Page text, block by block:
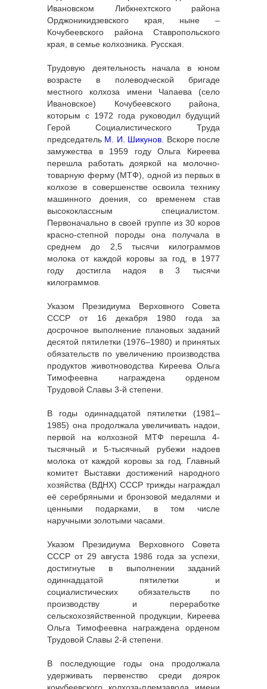
Ивановском Либкнехтского района
Орджоникидзевского края, ныне –
Кочубеевского района Ставропольского
края, в семье колхозника. Русская.
Трудовую деятельность начала в юном
возрасте в полеводческой бригаде
местного колхоза имени Чапаева (село
Ивановское) Кочубеевского района,
которым с 1972 года руководил будущий
Герой Социалистического Труда
председатель М. И. Шикунов. Вскоре после
замужества в 1959 году Ольга Киреева
перешла работать дояркой на молочно-
товарную ферму (МТФ), одной из первых в
колхозе в совершенстве освоила технику
машинного доения, со временем став
высококлассным специалистом.
Первоначально в своей группе из 30 коров
красно-степной породы она получала в
среднем до 2,5 тысячи килограммов
молока от каждой коровы за год, в 1977
году достигла надоя в 3 тысячи
килограммов.
Указом Президиума Верховного Совета
СССР от 16 декабря 1980 года за
досрочное выполнение плановых заданий
десятой пятилетки (1976–1980) и принятых
обязательств по увеличению производства
продуктов животноводства Киреева Ольга
Тимофеевна награждена орденом
Трудовой Славы 3-й степени.
В годы одиннадцатой пятилетки (1981–
1985) она продолжала увеличивать надои,
первой на колхозной МТФ перешла 4-
тысячный и 5-тысячный рубежи надоев
молока от каждой коровы за год. Главный
комитет Выставки достижений народного
хозяйства (ВДНХ) СССР трижды награждал
её серебряными и бронзовой медалями и
ценными подарками, в том числе
наручными золотыми часами.
Указом Президиума Верховного Совета
СССР от 29 августа 1986 года за успехи,
достигнутые в выполнении заданий
одиннадцатой пятилетки и
социалистических обязательств по
производству и переработке
сельскохозяйственной продукции, Киреева
Ольга Тимофеевна награждена орденом
Трудовой Славы 2-й степени.
В последующие годы она продолжала
удерживать первенство среди доярок